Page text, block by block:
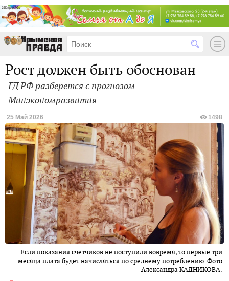
Рост должен быть обоснован
ГД РФ разберётся с прогнозом
Минэкономразвития
25 Май 2026 1498
Если показания счётчиков не поступили вовремя, то первые три
месяца плата будет начисляться по среднему потреблению. Фото
Александра КАДНИКОВА.